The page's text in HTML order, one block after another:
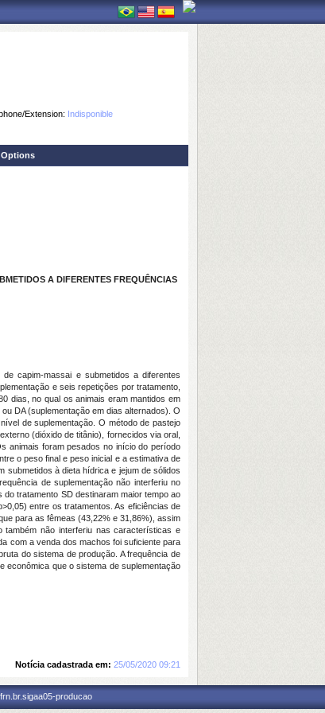
Extension: Indisponible
A DIFERENTES FREQUÊNCIAS
capim-massai e submetidos a diferentes
e seis repetições por tratamento,
dias, no qual os animais eram mantidos em
DA (suplementação em dias alternados). O
de suplementação. O método de pastejo
(dióxido de titânio), fornecidos via oral,
animais foram pesados no início do período
o peso final e peso inicial e a estimativa de
submetidos à dieta hídrica e jejum de sólidos
de suplementação não interferiu no
tratamento SD destinaram maior tempo ao
entre os tratamentos. As eficiências de
para as fêmeas (43,22% e 31,86%), assim
também não interferiu nas características e
com a venda dos machos foi suficiente para
do sistema de produção. A frequência de
econômica que o sistema de suplementação
Notícia cadastrada em: 25/05/2020 09:21
producao